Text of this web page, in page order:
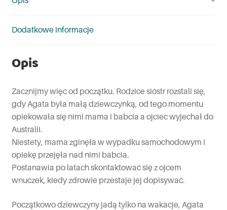
Dodatkowe informacje
Opis
Zacznijmy więc od początku. Rodzice sióstr rozstali się,
gdy Agata była małą dziewczynką, od tego momentu
opiekowała się nimi mama i babcia a ojciec wyjechał do
Australii.
Niestety, mama zginęła w wypadku samochodowym i
opiekę przejęła nad nimi babcia.
Postanawia po latach skontaktować się z ojcem
wnuczek, kiedy zdrowie przestaje jej dopisywać.
Początkowo dziewczyny jadą tylko na wakacje, Agata